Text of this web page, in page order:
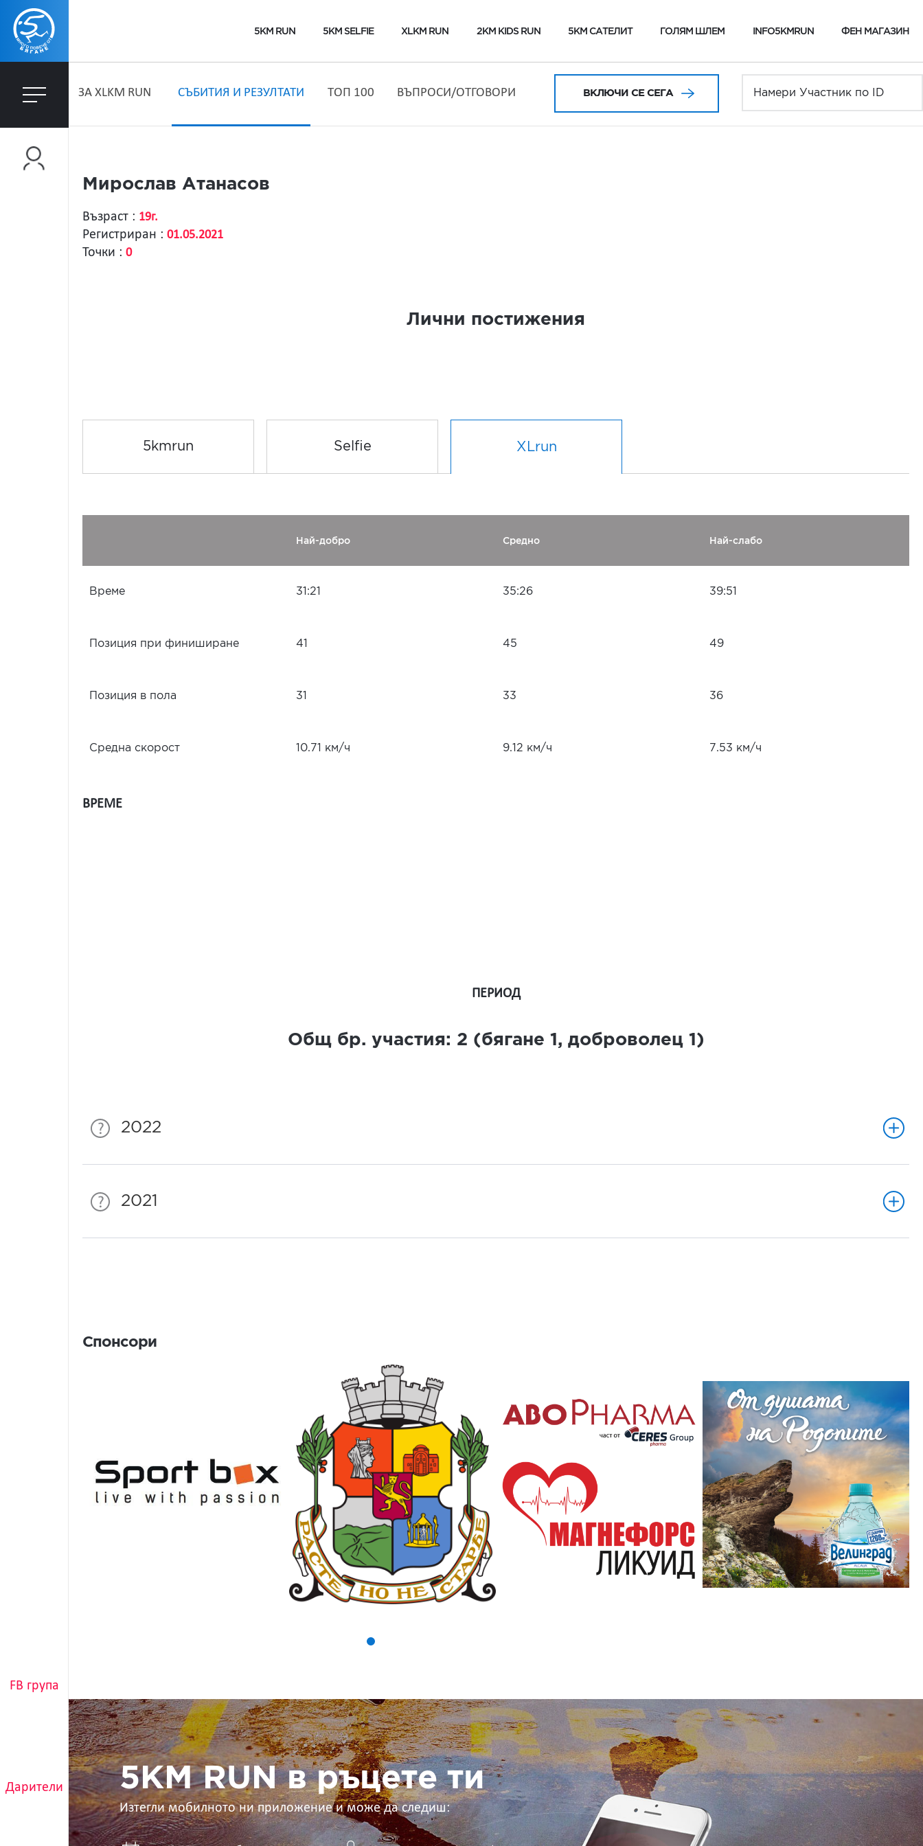
5KM RUN 5KM SELFIE XLKM RUN 2KM KIDS RUN 5KM САТЕЛИТ ГОЛЯМ ШЛЕМ INFO5KMRUN ФЕН МАГАЗИН
FB група
Дарители
ЗA XLKM RUN СЪБИТИЯ И РЕЗУЛТАТИ ТОП 100 ВЪПРОСИ/ОТГОВОРИ ВКЛЮЧИ СЕ СЕГА
Мирослав Атанасов
Възраст : 19г.
Регистриран : 01.05.2021
Точки : 0
Лични постижения
5kmrun Selfie XLrun
Най-добро Средно Най-слабо
Време 31:21 35:26 39:51
Позиция при финиширане 41 45 49
Позиция в пола 31 33 36
Средна скорост 10.71 км/ч 9.12 км/ч 7.53 км/ч
ВРЕМЕ
ПЕРИОД
Общ бр. участия: 2 (бягане 1 , доброволец 1 )
2022
2021
Спонсори
5KM
RUN
в
ръцете
ти
5KM RUN в ръцете ти
Изтегли мобилното ни приложение и може да следиш: